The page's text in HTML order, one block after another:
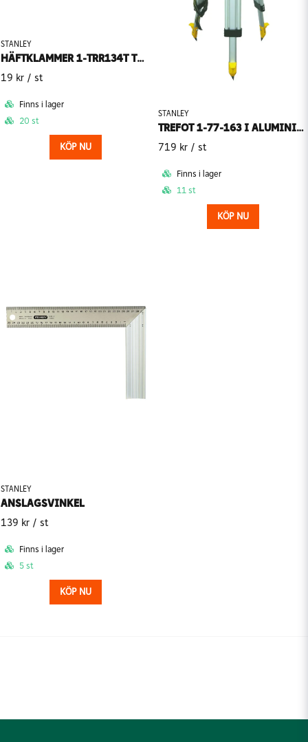
STANLEY
HÄFTKLAMMER 1-TRR134T TYP H 6MM 1000ST
19 kr / st
Finns i lager
20 st
KÖP NU
STANLEY
TREFOT 1-77-163 I ALUMINIUM 97-162CM
719 kr / st
Finns i lager
11 st
KÖP NU
STANLEY
ANSLAGSVINKEL
139 kr / st
Finns i lager
5 st
KÖP NU